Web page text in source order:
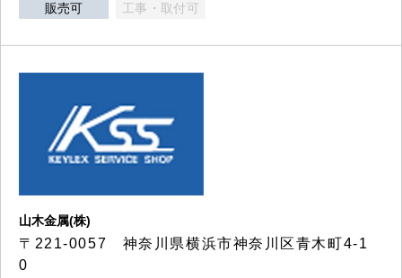
販売可 工事・取付可
山木金属(株)
〒221-0057 神奈川県横浜市神奈川区青木町4-1
0